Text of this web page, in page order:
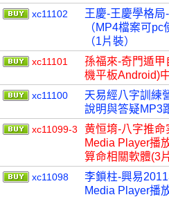
xc11102
王慶-王慶學格
（MP4檔案可
（1片裝）
xc11101
孫福來-奇門遁
機平板Android)
xc11100
天易經八字訓練
說明與答疑MP3
xc11099-3
黄恒堉-八字推
Media Player播
算命相關軟體(3
xc11098
李鎖柱-興易
Media Player播